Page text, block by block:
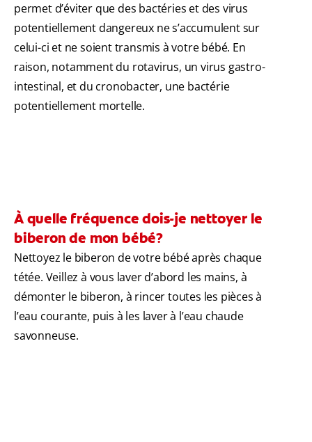
permet d’éviter que des bactéries et des virus
potentiellement dangereux ne s’accumulent sur
celui-ci et ne soient transmis à votre bébé. En
raison, notamment du rotavirus, un virus gastro-
intestinal, et du cronobacter, une bactérie
potentiellement mortelle.
À quelle fréquence dois-je nettoyer le
biberon de mon bébé?
Nettoyez le biberon de votre bébé après chaque
tétée. Veillez à vous laver d’abord les mains, à
démonter le biberon, à rincer toutes les pièces à
l’eau courante, puis à les laver à l’eau chaude
savonneuse.